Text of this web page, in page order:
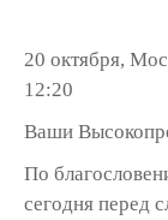
20 октября,
12:20
Ваши
По
сегодня перед